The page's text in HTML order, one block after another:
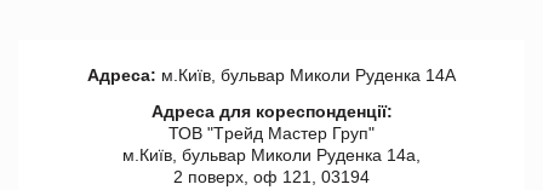
Адреса: м.Київ, бульвар Миколи Руденка 14А
Адреса для кореспонденції:
ТОВ "Tрейд Мастер Груп"
м.Київ, бульвар Миколи Руденка 14а,
2 поверх, оф 121, 03194